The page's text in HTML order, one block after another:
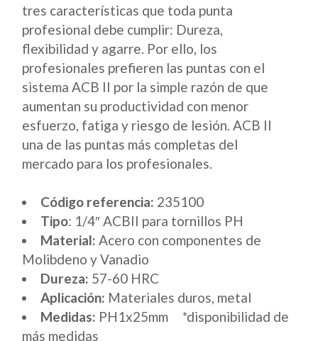
tres características que toda punta
profesional debe cumplir: Dureza,
flexibilidad y agarre. Por ello, los
profesionales prefieren las puntas con el
sistema ACB II por la simple razón de que
aumentan su productividad con menor
esfuerzo, fatiga y riesgo de lesión. ACB II
una de las puntas más completas del
mercado para los profesionales.
Código referencia: 235100
Tipo: 1/4″ ACBII para tornillos PH
Material: Acero con componentes de
Molibdeno y Vanadio
Dureza: 57-60 HRC
Aplicación: Materiales duros, metal
Medidas: PH1x25mm *disponibilidad de
más medidas